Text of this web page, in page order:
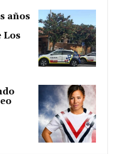
años
Los